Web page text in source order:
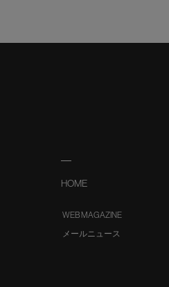
HOME
WEB MAGAZINE
メールニュース